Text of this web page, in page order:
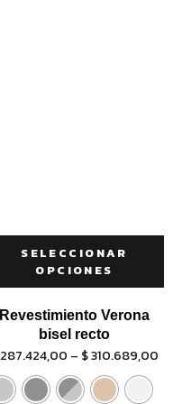
SELECCIONAR
OPCIONES
Revestimiento Verona
bisel recto
287.424,00 – $310.689,00